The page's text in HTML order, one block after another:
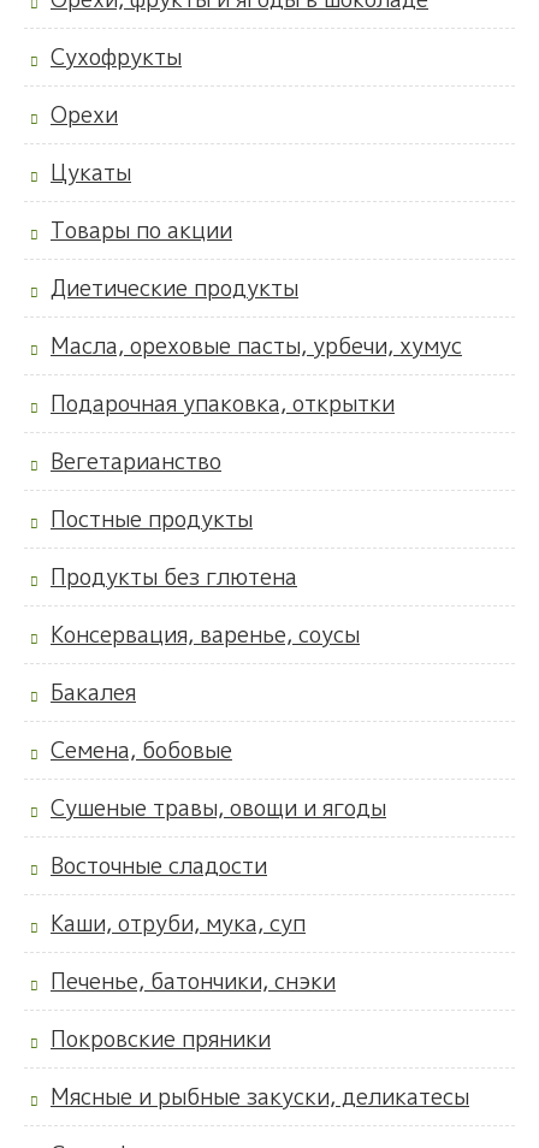
Сухофрукты
Орехи
Цукаты
Товары по акции
Диетические продукты
Масла, ореховые пасты, урбечи, хумус
Подарочная упаковка, открытки
Вегетарианство
Постные продукты
Продукты без глютена
Консервация, варенье, соусы
Бакалея
Семена, бобовые
Сушеные травы, овощи и ягоды
Восточные сладости
Каши, отруби, мука, суп
Печенье, батончики, снэки
Покровские пряники
Мясные и рыбные закуски, деликатесы